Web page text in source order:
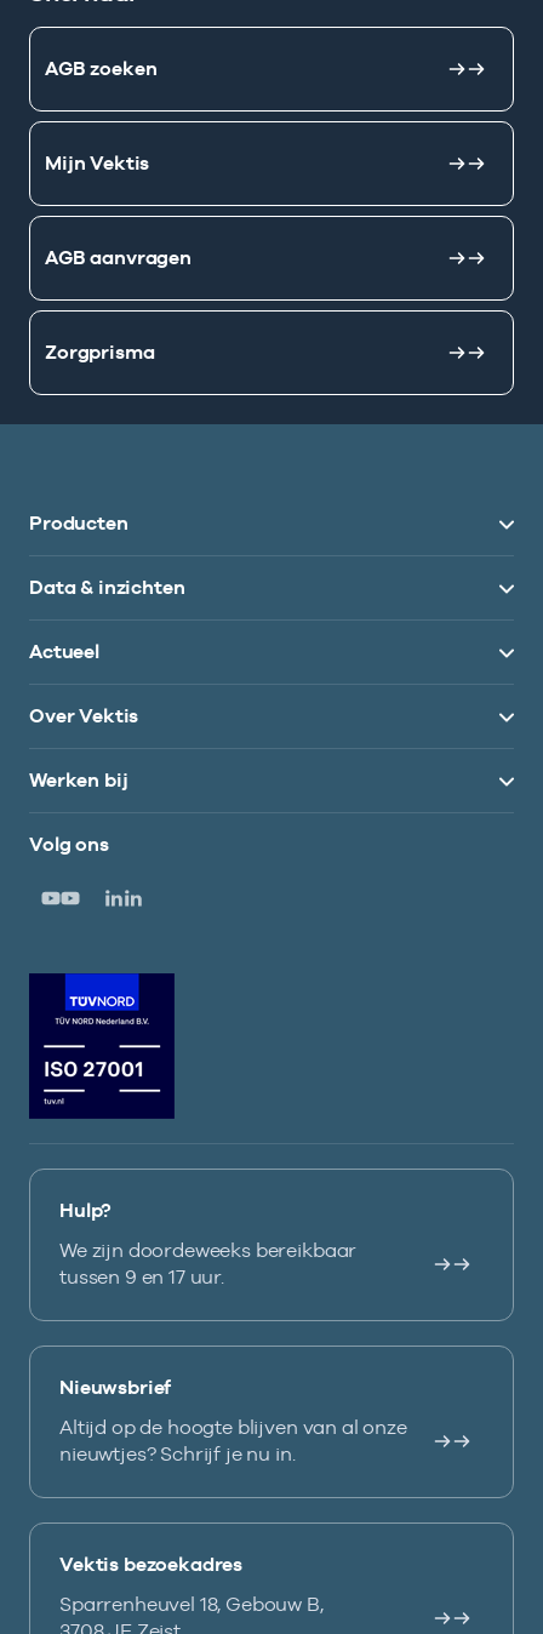
AGB zoeken
Mijn Vektis
AGB aanvragen
Zorgprisma
Producten
Data & inzichten
Actueel
Over Vektis
Werken bij
Volg ons
Hulp?
We zijn doordeweeks bereikbaar
tussen 9 en 17 uur.
Nieuwsbrief
Altijd op de hoogte blijven van al onze
nieuwtjes? Schrijf je nu in.
Vektis bezoekadres
Sparrenheuvel 18, Gebouw B,